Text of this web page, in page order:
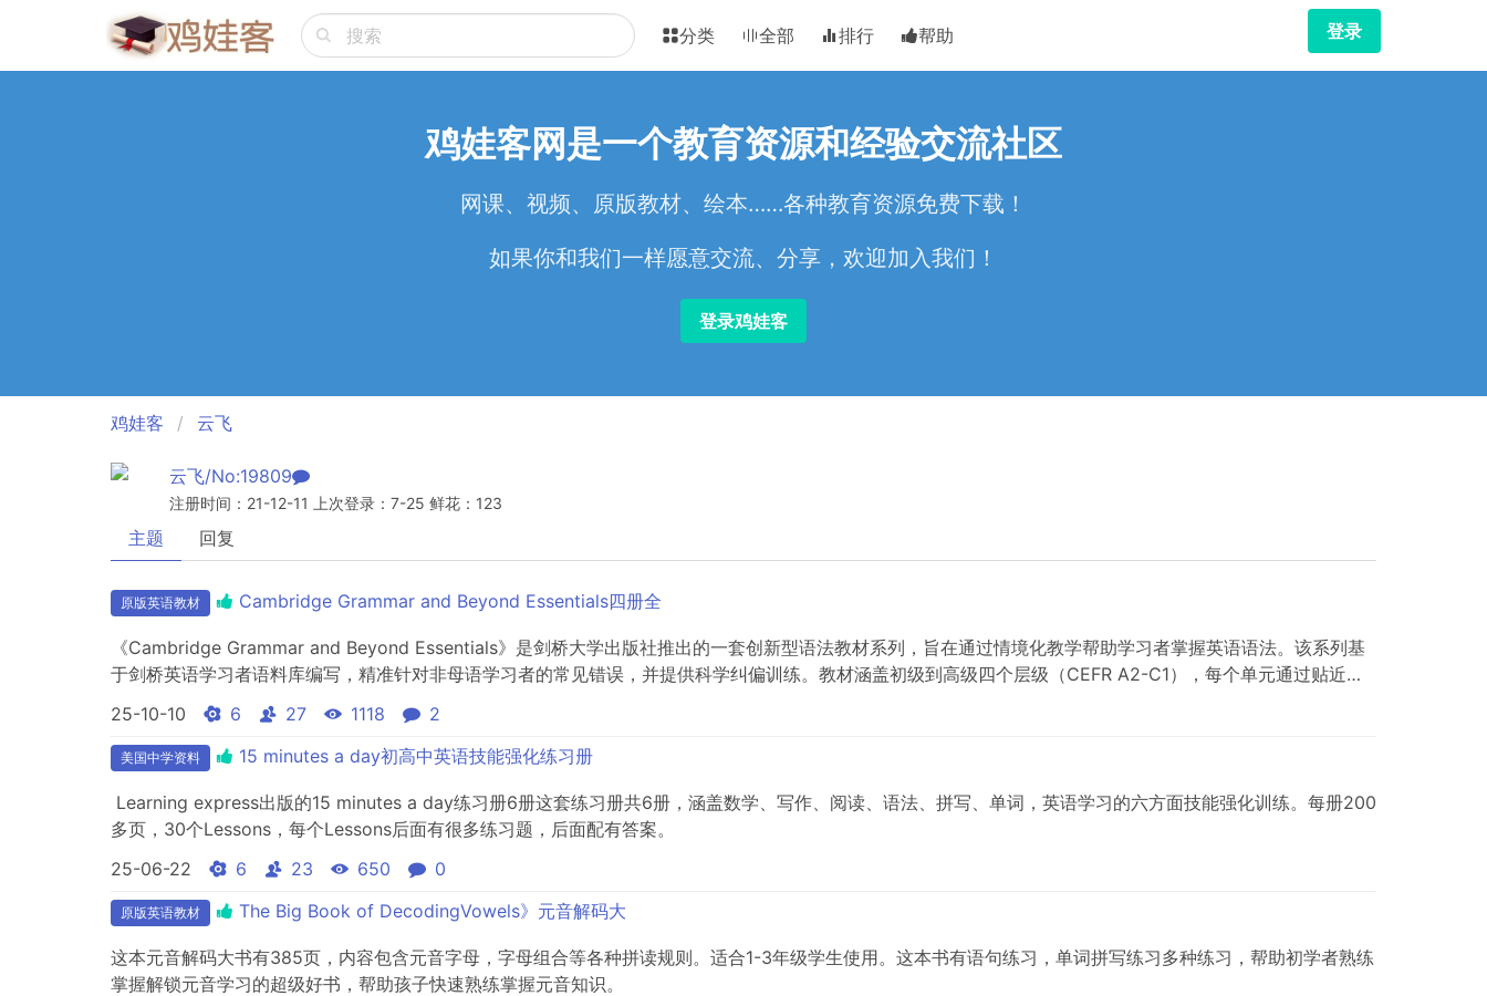
分类 全部 排行 帮助 登录
鸡娃客网是一个教育资源和经验交流社区
网课、视频、原版教材、绘本……各种教育资源免费下载！
如果你和我们一样愿意交流、分享，欢迎加入我们！
登录鸡娃客
鸡娃客 云飞
云飞/No:19809
注册时间：21-12-11 上次登录：7-25 鲜花：123
主题 回复
原版英语教材 Cambridge Grammar and Beyond Essentials四册全
《Cambridge Grammar and Beyond Essentials》是剑桥大学出版社推出的一套创新型语法教材系列，旨在通过情境化教学帮助学习者掌握英语语法。该系列基
于剑桥英语学习者语料库编写，精准针对非母语学习者的常见错误，并提供科学纠偏训练。教材涵盖初级到高级四个层级（CEFR A2-C1），每个单元通过贴近现
实生活的主题文章自然引出语法点，以清晰表格展示语法形式、意义及用法，并设...
25-10-10 6 27 1118 2
美国中学资料 15 minutes a day初高中英语技能强化练习册
Learning express出版的15 minutes a day练习册6册这套练习册共6册，涵盖数学、写作、阅读、语法、拼写、单词，英语学习的六方面技能强化训练。每册200
多页，30个Lessons，每个Lessons后面有很多练习题，后面配有答案。
25-06-22
6 23 650 0
原版英语教材 The Big Book of DecodingVowels》元音解码大
这本元音解码大书有385页，内容包含元音字母，字母组合等各种拼读规则。适合1-3年级学生使用。这本书有语句练习，单词拼写练习多种练习，帮助初学者熟练
掌握解锁元音学习的超级好书，帮助孩子快速熟练掌握元音知识。